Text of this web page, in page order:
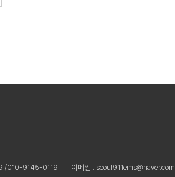
/010-9145-0119 이메일 : seoul911ems@naver.com